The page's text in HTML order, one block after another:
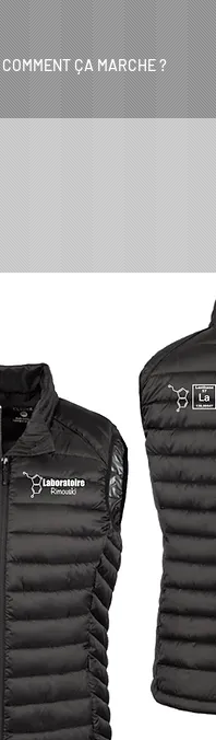
COMMENT ÇA MARCHE ?